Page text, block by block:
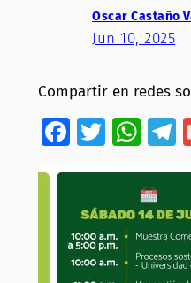
Oscar Castaño
Jun 10, 2025
Compartir en redes
Facebook